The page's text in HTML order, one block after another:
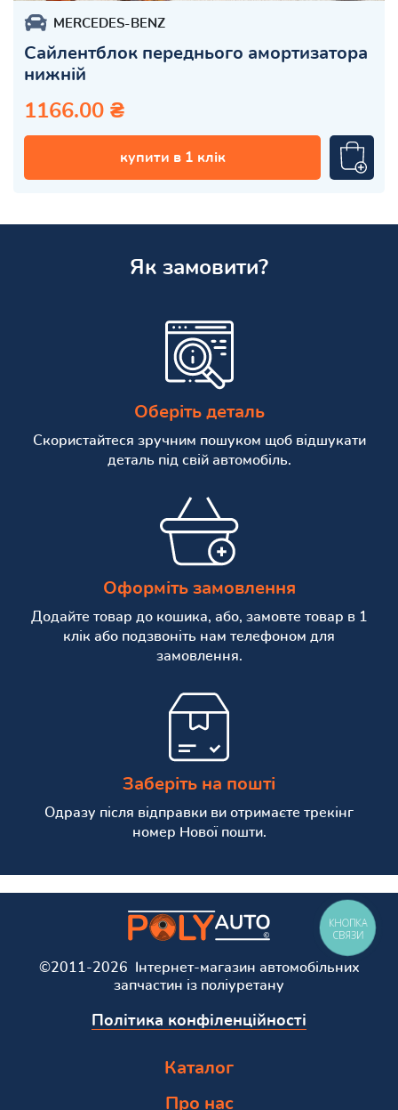
MERCEDES-BENZ
Сайлентблок переднього амортизатора
нижній
1166.00 ₴
купити в 1 клік
Як замовити?
Оберіть деталь
Скористайтеся зручним пошуком щоб відшукати
деталь під свій автомобіль.
Оформіть замовлення
Додайте товар до кошика, або, замовте товар в 1
клік або подзвоніть нам телефоном для
замовлення.
Заберіть на пошті
Одразу після відправки ви отримаєте трекінг
номер Нової пошти.
©2011-2026 Інтернет-магазин автомобільних
запчастин із поліуретану
Політика конфіленційності
Каталог
Про нас
КНОПКА
СВЯЗИ